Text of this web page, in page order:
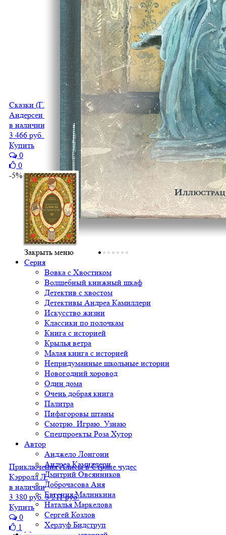
Закрыть меню
Серия
Вовка с Хвостиком
Волшебный книжный шкаф
Детектив с хвостом
Детективы Андреа Камиллери
Искусство жизни
Классики по полочкам
Книга с историей
Крылья ветра
Малая книга с историей
Непридуманные школьные истории
Новогодний хоровод
Один дома
Очень добрая книга
Палитра
Пифагоровы штаны
Смотрю. Играю. Узнаю
Спецпроекты Роза Хутор
Автор
Анджело Лонгони
Андреа Камиллери
Дмитрий Овсянников
Доброчасова Аня
Евгения Малинкина
Наталья Маркелова
Сергей Козлов
Херлуф Бидструп
Сказки (Г.Х. Андерсен)
Андерсен Г.-Х.
в наличии
3 466 руб.
3 293 руб.
Купить
0
0
-5%
Приключения Алисы в Стране чудес
Кэрролл Л.
в наличии
3 380 руб. 3 211 руб.
Купить
0
1